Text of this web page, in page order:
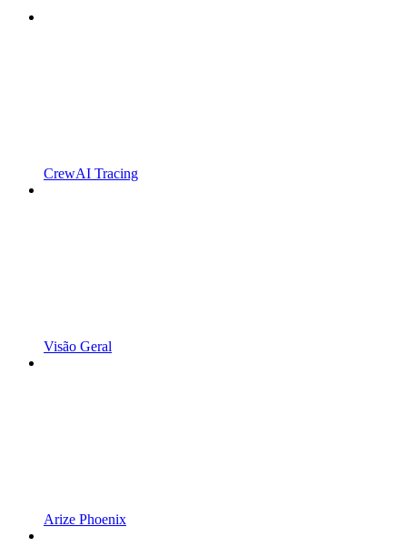
CrewAI Tracing
Visão Geral
Arize Phoenix